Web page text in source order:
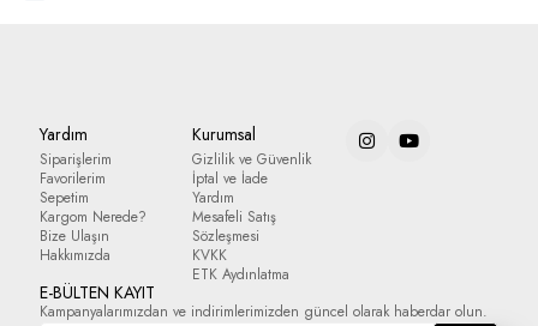
Yardım
Siparişlerim
Favorilerim
Sepetim
Kargom Nerede?
Bize Ulaşın
Hakkımızda
Kurumsal
Gizlilik ve Güvenlik
İptal ve İade
Yardım
Mesafeli Satış
Sözleşmesi
KVKK
ETK Aydınlatma
E-BÜLTEN KAYIT
Kampanyalarımızdan ve indirimlerimizden güncel olarak haberdar olun.